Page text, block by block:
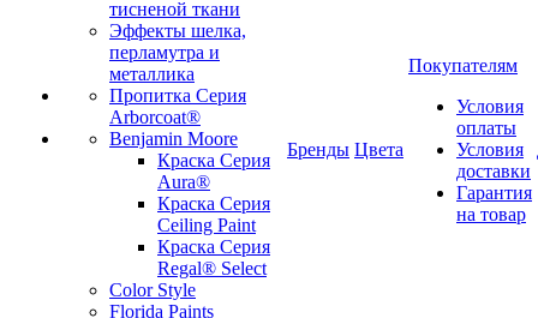
тисненой ткани
Эффекты шелка,
перламутра и
металлика
Пропитка Серия
Arborcoat®
Benjamin Moore
Краска Серия
Aura®
Краска Серия
Ceiling Paint
Краска Серия
Regal® Select
Color Style
Florida Paints
Бренды Цвета
Покупателям
Условия
оплаты
Условия
доставки
Гарантия
на товар